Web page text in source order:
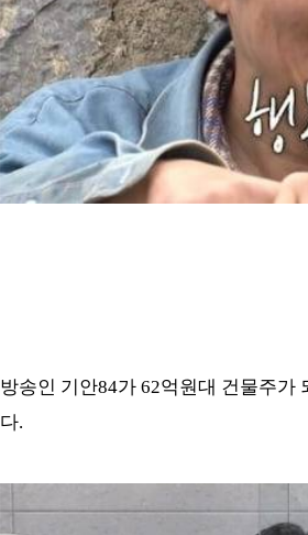
방송인 기안84가 62억원대 건물주가
다.